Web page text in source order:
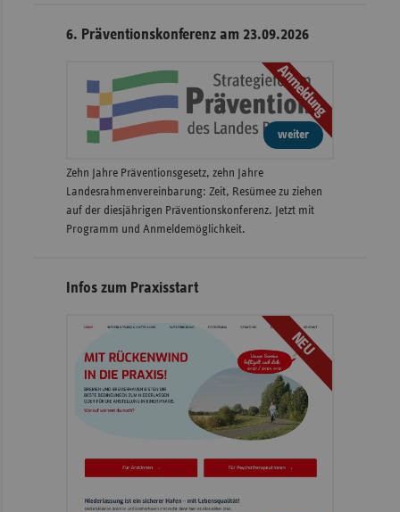
6. Präventionskonferenz am 23.09.2026
Anmeldung
weiter
Zehn Jahre Präventionsgesetz, zehn Jahre
Landesrahmenvereinbarung: Zeit, Resümee zu ziehen
auf der diesjährigen Präventionskonferenz. Jetzt mit
Programm und Anmeldemöglichkeit.
Infos zum Praxisstart
NEU